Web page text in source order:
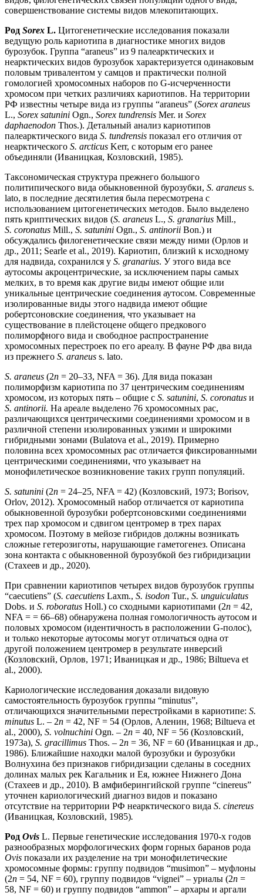
совершенствование системы видов млекопитающих.
Род Sorex L. Цитогенетические исследования показали
ведущую роль кариотипа в диагностике многих видов
бурозубок. Группа “araneus” из 9 палеарктических и
неарктических видов бурозубок характеризуется одинаковым
половым тривалентом у самцов и практически полной
гомологией хромосомных наборов по G-исчерченности
хромосом при четких различиях кариотипов. На территории
РФ известны четыре вида из группы “araneus” (Sorex araneus
L., Sorex satunini Ogn., Sorex tundrensis Mer. и Sorex
daphaenodon Thos.). Детальный анализ кариотипов
палеарктического вида S. tundrensis показал его отличия от
неарктического S. arcticus Kerr, с которым его ранее
объединяли (Иваницкая, Козловский, 1985).
Таксономическая структура прежнего большого
политипического вида обыкновенной бурозубки, S. araneus s.
lato, в последние десятилетия была пересмотрена с
использованием цитогенетических методов. Было выделено
пять криптических видов (S. araneus L., S. granarius Mill.,
S. coronatus Mill., S. satunini Ogn., S. antinorii Bon.) и
обсуждались филогенетические связи между ними (Орлов и
др., 2011; Searle et al., 2019). Кариотип, близкий к исходному
для надвида, сохранился у S. granarius. У этого вида все
аутосомы акроцентрические, за исключением пары самых
мелких, в то время как другие виды имеют общие или
уникальные центрические соединения аутосом. Современные
изолированные виды этого надвида имеют общие
робертсоновские соединения, что указывает на
существование в плейстоцене общего предкового
полиморфного вида и свободное распространение
хромосомных перестроек по его ареалу. В фауне РФ два вида
из прежнего S. araneus s. lato.
S. araneus (2n = 20–33, NFA = 36). Для вида показан
полиморфизм кариотипа по 37 центрическим соединениям
хромосом, из которых пять – общие с S. satunini, S. coronatus и
S. antinorii. На ареале выделено 76 хромосомных рас,
различающихся центрическими соединениями хромосом и в
различной степени изолированных узкими и широкими
гибридными зонами (Bulatova et al., 2019). Примерно
половина всех хромосомных рас отличается фиксированными
центрическими соединениями, что указывает на
монофилетическое возникновение таких групп популяций.
S. satunini (2n = 24–25, NFA = 42) (Козловский, 1973; Borisov,
Orlov, 2012). Хромосомный набор отличается от кариотипа
обыкновенной бурозубки робертсоновскими соединениями
трех пар хромосом и сдвигом центромер в трех парах
хромосом. Поэтому в мейозе гибридов должны возникать
сложные гетерозиготы, нарушающие гаметогенез. Описана
зона контакта с обыкновенной бурозубкой без гибридизации
(Стахеев и др., 2020).
При сравнении кариотипов четырех видов бурозубок группы
“caecutiens” (S. caecutiens Laxm., S. isodon Tur., S. unguiculatus
Dobs. и S. roboratus Holl.) со сходными кариотипами (2n = 42,
NFA = = 66–68) обнаружена полная гомологичность аутосом и
половых хромосом (идентичность в расположении G-полос),
и только некоторые аутосомы могут отличаться одна от
другой положением центромер в результате инверсий
(Козловский, Орлов, 1971; Иваницкая и др., 1986; Biltueva et
al., 2000).
Кариологические исследования доказали видовую
самостоятельность бурозубок группы “minutus”,
отличающихся значительными перестройками в кариотипе: S.
minutus L. – 2n = 42, NF = 54 (Орлов, Аленин, 1968; Biltueva et
al., 2000), S. volnuchini Ogn. – 2n = 40, NF = 56 (Козловский,
1973а), S. gracillimus Thos. – 2n = 36, NF = 60 (Иваницкая и др.,
1986). Ближайшие находки малой бурозубки и бурозубки
Волнухина без признаков гибридизации сделаны в соседних
долинах малых рек Кагальник и Ея, южнее Нижнего Дона
(Стахеев и др., 2010). В амфиберингийской группе “cinereus”
уточнен кариологический диагноз видов и показано
отсутствие на территории РФ неарктического вида S. cinereus
(Иваницкая, Козловский, 1985).
Род Ovis L. Первые генетические исследования 1970-х годов
разнообразных морфологических форм горных баранов рода
Оvis показали их разделение на три монофилетические
хромосомные формы: группу подвидов “musimon” – муфлоны
(2n = 54, NF = 60), группу подвидов “vignei” – уриалы (2n =
58, NF = 60) и группу подвидов “ammon” – архары и аргали